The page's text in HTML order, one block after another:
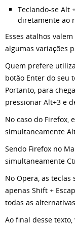
Teclando-se Alt
diretamente ao
Esses atalhos
algumas variações
Quem prefere
botão Enter do seu
Portanto, para
pressionar Alt+3 e
No caso do Firefox,
simultaneamente
Sendo Firefox no
simultaneamente
No Opera, as teclas
apenas Shift +
todas as alternativas
Ao final desse